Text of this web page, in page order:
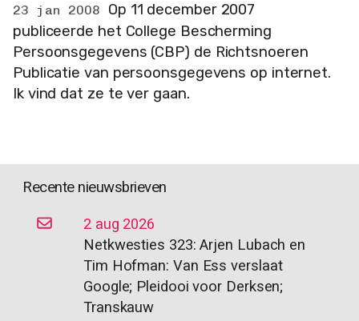
23 jan 2008 Op 11 december 2007
publiceerde het College Bescherming
Persoonsgegevens (CBP) de Richtsnoeren
Publicatie van persoonsgegevens op internet.
Ik vind dat ze te ver gaan.
Recente nieuwsbrieven
2 aug 2026
Netkwesties 323: Arjen Lubach en
Tim Hofman: Van Ess verslaat
Google; Pleidooi voor Derksen;
Transkauw